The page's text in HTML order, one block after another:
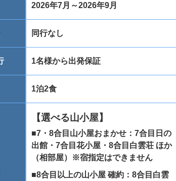
2026年7月～2026年9月
同行なし
1名様から出発保証
1泊2食
【選べる山小屋】
■7・8合目山小屋おまかせ：7合目日の
出館・7合目花小屋・8合目白雲荘 ほか
（相部屋）※宿指定はできません
■8合目以上の山小屋 確約：8合目白雲